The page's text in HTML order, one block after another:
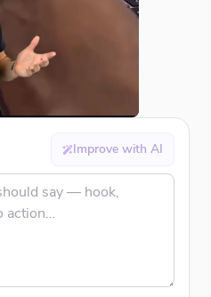
Improve with AI